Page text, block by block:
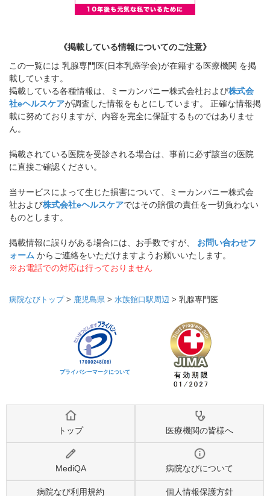
《掲載している情報についてのご注意》
この一覧には 乳腺専門医(日本乳癌学会)が在籍する医療機関 を掲
載しています。
掲載している各種情報は、ミーカンパニー株式会社および株式会
社eヘルスケアが調査した情報をもとにしています。 正確な情報掲
載に努めておりますが、内容を完全に保証するものではありませ
ん。
掲載されている医院を受診される場合は、事前に必ず該当の医院
に直接ご確認ください。
当サービスによって生じた損害について、ミーカンパニー株式会
社および株式会社eヘルスケアではその賠償の責任を一切負わない
ものとします。
掲載情報に誤りがある場合には、お手数ですが、 お問い合わせフ
ォーム からご連絡をいただけますようお願いいたします。
※お電話での対応は行っておりません
病院なびトップ> 鹿児島県 > 水族館口駅周辺 > 乳腺専門医
プライバシーマークについて
トップ 医療機関の皆様へ
MediQA 病院なびについて
病院なび利用規約 個人情報保護方針